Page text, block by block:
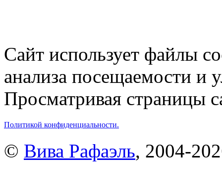
Сайт использует файлы
анализа посещаемости и
Просматривая страницы
Политикой конфиденциальности.
© Вива Рафаэль, 2004-